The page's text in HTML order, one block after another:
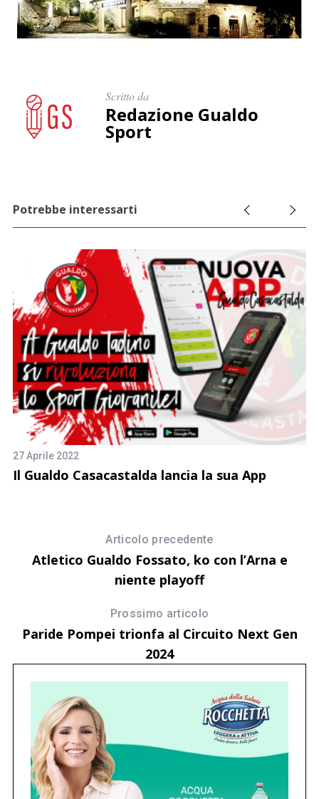
Scritto da
Redazione Gualdo
Sport
Potrebbe interessarti
27 Aprile 2022
Il Gualdo Casacastalda lancia la sua App
Articolo precedente
Atletico Gualdo Fossato, ko con l’Arna e
niente playoff
Prossimo articolo
Paride Pompei trionfa al Circuito Next Gen
2024
c
a
p